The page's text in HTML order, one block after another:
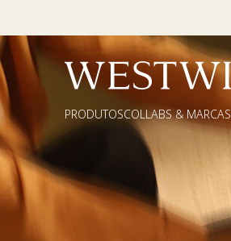
PRODUTOSCOLLABS & MARCAS